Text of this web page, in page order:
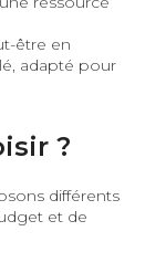
être en
adapté pour
?
différents
et de